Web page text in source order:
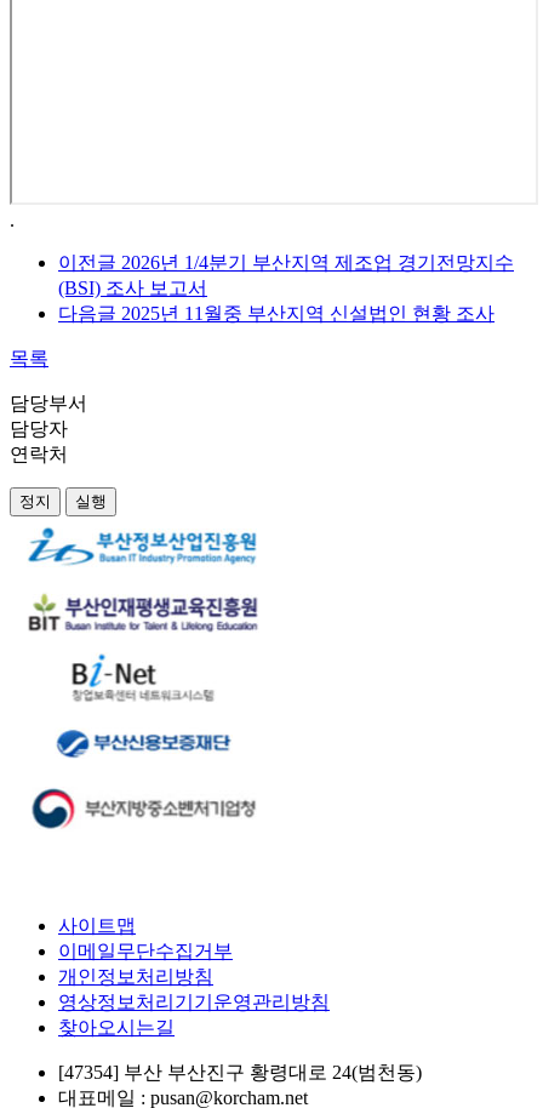
.
이전글 2026년 1/4분기 부산지역 제조업 경기전망지수
(BSI) 조사 보고서
다음글 2025년 11월중 부산지역 신설법인 현황 조사
목록
담당부서
담당자
연락처
정지 실행
사이트맵
이메일무단수집거부
개인정보처리방침
영상정보처리기기운영관리방침
찾아오시는길
[47354] 부산 부산진구 황령대로 24(범천동)
대표메일 : pusan@korcham.net